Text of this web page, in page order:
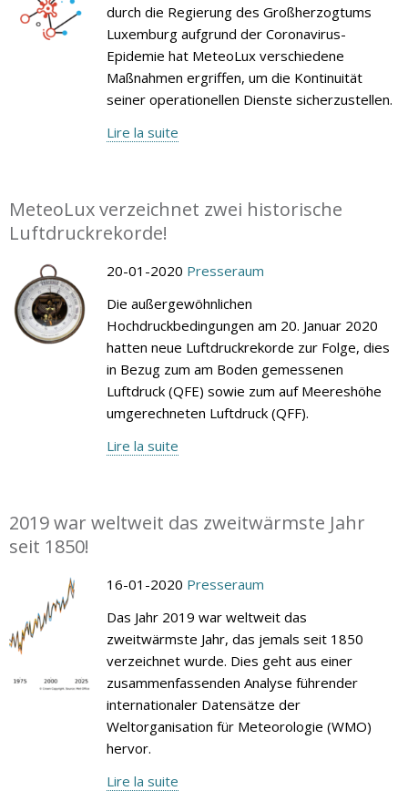
durch die Regierung des Großherzogtums
Luxemburg aufgrund der Coronavirus-
Epidemie hat MeteoLux verschiedene
Maßnahmen ergriffen, um die Kontinuität
seiner operationellen Dienste sicherzustellen.
Lire la suite
MeteoLux verzeichnet zwei historische
Luftdruckrekorde!
20-01-2020 Presseraum
Die außergewöhnlichen
Hochdruckbedingungen am 20. Januar 2020
hatten neue Luftdruckrekorde zur Folge, dies
in Bezug zum am Boden gemessenen
Luftdruck (QFE) sowie zum auf Meereshöhe
umgerechneten Luftdruck (QFF).
Lire la suite
2019 war weltweit das zweitwärmste Jahr
seit 1850!
16-01-2020 Presseraum
Das Jahr 2019 war weltweit das
zweitwärmste Jahr, das jemals seit 1850
verzeichnet wurde. Dies geht aus einer
zusammenfassenden Analyse führender
internationaler Datensätze der
Weltorganisation für Meteorologie (WMO)
hervor.
Lire la suite